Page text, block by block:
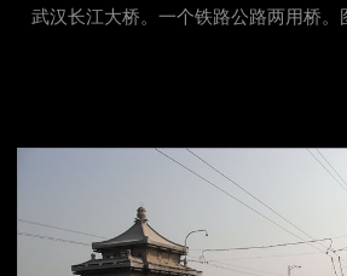
武汉长江大桥。一个铁路公路两用桥。